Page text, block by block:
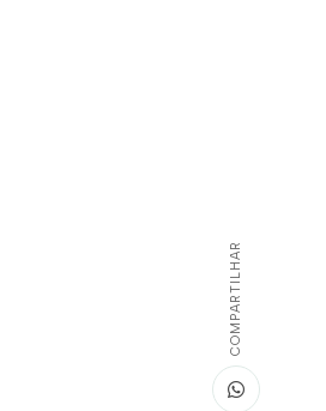
COMPARTILHAR